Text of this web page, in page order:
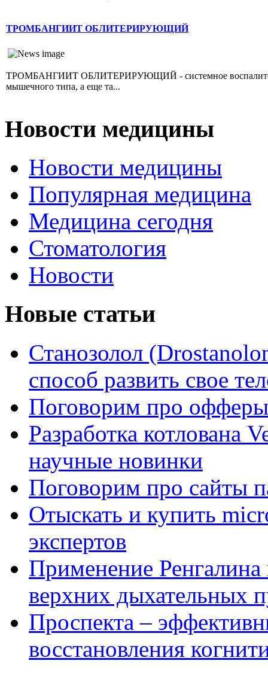
ТРОМБАНГИИТ ОБЛИТЕРИРУЮЩИЙ
ТРОМБАНГИИТ ОБЛИТЕРИРУЮЩИЙ - системное
мышечного типа, а еще та...
Новости медицины
Новости медицины
Популярная медицина
Медицина сегодня
Стоматология
Новости
Новые статьи
Станозолол
способ развить свое
Поговорим про
Разработка котлована
научные новинки
Поговорим про сайты
Отыскать и купить
экспертов
Применение Ренгалина
верхних дыхательных
Проспекта –
восстановления